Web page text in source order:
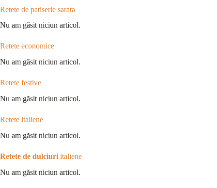
Retete de patiserie sarata
Nu am găsit niciun articol.
Retete economice
Nu am găsit niciun articol.
Retete festive
Nu am găsit niciun articol.
Retete italiene
Nu am găsit niciun articol.
Retete de dulciuri italiene
Nu am găsit niciun articol.